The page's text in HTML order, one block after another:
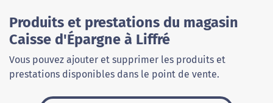
Produits et prestations du magasin
Caisse d'Épargne à Liffré
Vous pouvez ajouter et supprimer les produits et
prestations disponibles dans le point de vente.